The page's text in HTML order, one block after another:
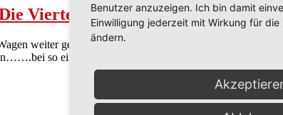
Vierte
weiter gearbeitet. Das Fahrzeuggerüst musste
so einem Wetter würde man ja auch zur Kirmes
Benutzer anzuzeigen. Ich bin damit
Einwilligung jederzeit mit Wirkung für
ändern.